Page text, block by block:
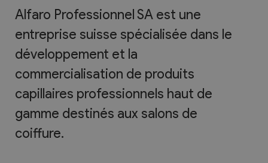
Alfaro Professionnel SA est une
entreprise suisse spécialisée dans le
développement et la
commercialisation de produits
capillaires professionnels haut de
gamme destinés aux salons de
coiffure.